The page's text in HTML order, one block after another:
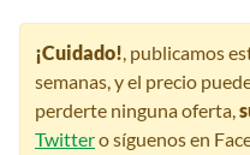
¡Cuidado!, publicamos
semanas, y el precio
perderte ninguna oferta,
Twittero síguenos en